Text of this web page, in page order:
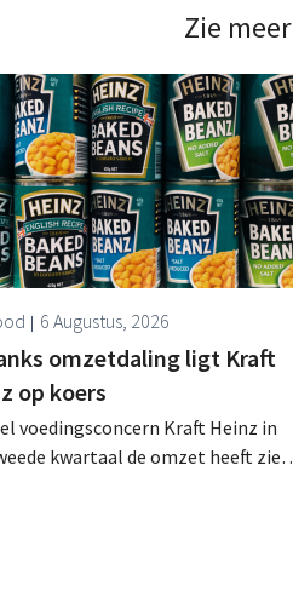
Zie meer
6 Augustus, 2026
omzetdaling ligt Kraft
op koers
voedingsconcern Kraft Heinz in
kwartaal de omzet heeft zien